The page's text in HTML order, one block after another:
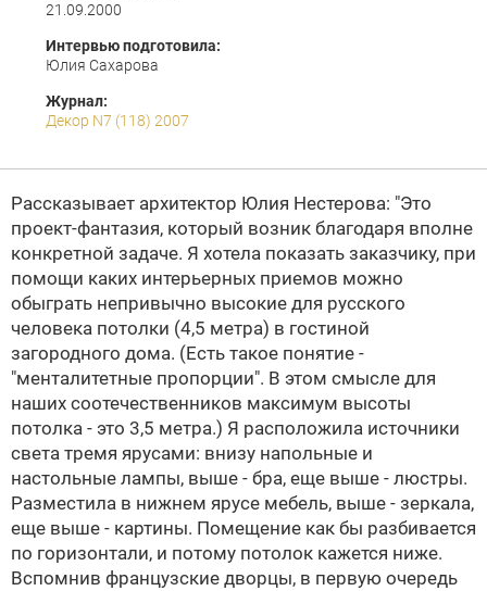
21.09.2000
Интервью подготовила:
Юлия Сахарова
Журнал:
Декор N7 (118) 2007
Рассказывает архитектор Юлия Нестерова: "Это
проект-фантазия, который возник благодаря вполне
конкретной задаче. Я хотела показать заказчику, при
помощи каких интерьерных приемов можно
обыграть непривычно высокие для русского
человека потолки (4,5 метра) в гостиной
загородного дома. (Есть такое понятие -
"менталитетные пропорции". В этом смысле для
наших соотечественников максимум высоты
потолка - это 3,5 метра.) Я расположила источники
света тремя ярусами: внизу напольные и
настольные лампы, выше - бра, еще выше - люстры.
Разместила в нижнем ярусе мебель, выше - зеркала,
еще выше - картины. Помещение как бы разбивается
по горизонтали, и потому потолок кажется ниже.
Вспомнив французские дворцы, в первую очередь